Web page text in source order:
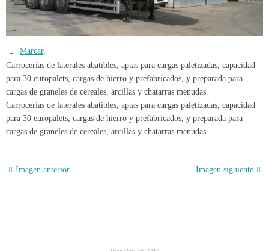
Marcar.
Carrocerías de laterales abatibles, aptas para cargas paletizadas, capacidad
para 30 europalets, cargas de hierro y prefabricados, y preparada para
cargas de graneles de cereales, arcillas y chatarras menudas.
Carrocerías de laterales abatibles, aptas para cargas paletizadas, capacidad
para 30 europalets, cargas de hierro y prefabricados, y preparada para
cargas de graneles de cereales, arcillas y chatarras menudas.
Imagen anterior Imagen siguiente